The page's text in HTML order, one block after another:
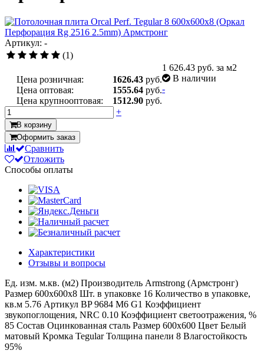
Артикул: -
(1)
Цена розничная: 1626.43 руб.
Цена оптовая:
1555.64 руб.
Цена крупнооптовая:
1512.90 руб.
1 626.43 руб. за м2
В наличии
-
+
В корзину
Оформить заказ
Сравнить
Отложить
Способы оплаты
Характеристики
Отзывы и вопросы
Ед. изм. м.кв. (м2) Производитель Armstrong (Армстронг)
Размер 600x600x8 Шт. в упаковке 16 Количество в упаковке,
кв.м 5.76 Артикул BP 9684 M6 G1 Коэффициент
звукопоглощения, NRC 0.10 Коэффициент светоотражения, %
85 Состав Оцинкованная сталь Размер 600x600 Цвет Белый
матовый Кромка Tegular Толщина панели 8 Влагостойкость
95%